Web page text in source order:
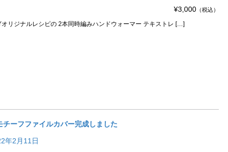
¥3,000 （税込）
オリジナルレシピの 2本同時編みハンドウォーマー テキストレ […]
チーフファイルカバー完成しました
年2月11日